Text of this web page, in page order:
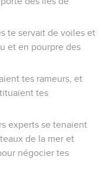
te servait de voiles et
et en pourpre des
tes rameurs, et
tes
experts se tenaient
de la mer et
négocier tes